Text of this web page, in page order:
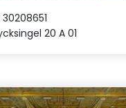
30208651
20 A 01